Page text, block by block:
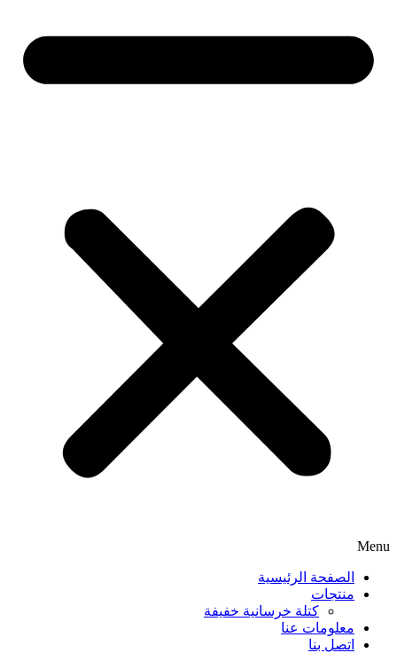
Menu
الصفحة الرئيسية
منتجات
كتلة خرسانية خفيفة
معلومات عنا
اتصل بنا